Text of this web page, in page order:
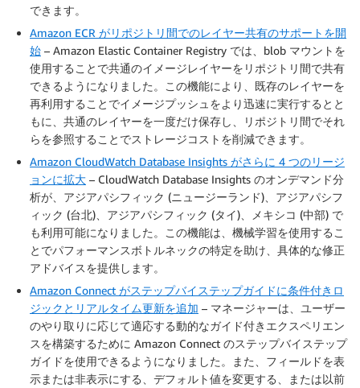
できます。
Amazon ECR がリポジトリ間でのレイヤー共有のサポートを開
始 – Amazon Elastic Container Registry では、blob マウントを
使用することで共通のイメージレイヤーをリポジトリ間で共有
できるようになりました。この機能により、既存のレイヤーを
再利用することでイメージプッシュをより迅速に実行するとと
もに、共通のレイヤーを一度だけ保存し、リポジトリ間でそれ
らを参照することでストレージコストを削減できます。
Amazon CloudWatch Database Insights がさらに 4 つのリージ
ョンに拡大 – CloudWatch Database Insights のオンデマンド分
析が、アジアパシフィック (ニュージーランド)、アジアパシフ
ィック (台北)、アジアパシフィック (タイ)、メキシコ (中部) で
も利用可能になりました。この機能は、機械学習を使用するこ
とでパフォーマンスボトルネックの特定を助け、具体的な修正
アドバイスを提供します。
Amazon Connect がステップバイステップガイドに条件付きロ
ジックとリアルタイム更新を追加 – マネージャーは、ユーザー
のやり取りに応じて適応する動的なガイド付きエクスペリエン
スを構築するために Amazon Connect のステップバイステップ
ガイドを使用できるようになりました。また、フィールドを表
示または非表示にする、デフォルト値を変更する、または以前